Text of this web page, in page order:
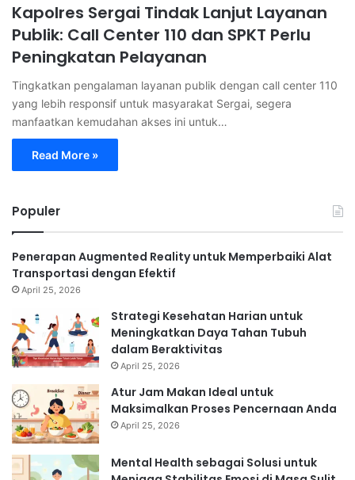
Kapolres Sergai Tindak Lanjut Layanan
Publik: Call Center 110 dan SPKT Perlu
Peningkatan Pelayanan
Tingkatkan pengalaman layanan publik dengan call center 110
yang lebih responsif untuk masyarakat Sergai, segera
manfaatkan kemudahan akses ini untuk…
Read More »
Populer
Penerapan Augmented Reality untuk Memperbaiki Alat
Transportasi dengan Efektif
April 25, 2026
Strategi Kesehatan Harian untuk
Meningkatkan Daya Tahan Tubuh
dalam Beraktivitas
April 25, 2026
Atur Jam Makan Ideal untuk
Maksimalkan Proses Pencernaan Anda
April 25, 2026
Mental Health sebagai Solusi untuk